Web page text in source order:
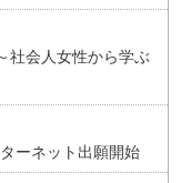
社会人女性から学ぶ
ーネット出願開始